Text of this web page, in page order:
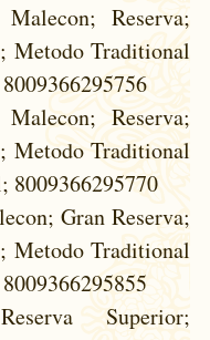
Reserva;
Metodo Traditional
Reserva;
Metodo Traditional
8009366295770
Gran Reserva;
Metodo Traditional
Superior;